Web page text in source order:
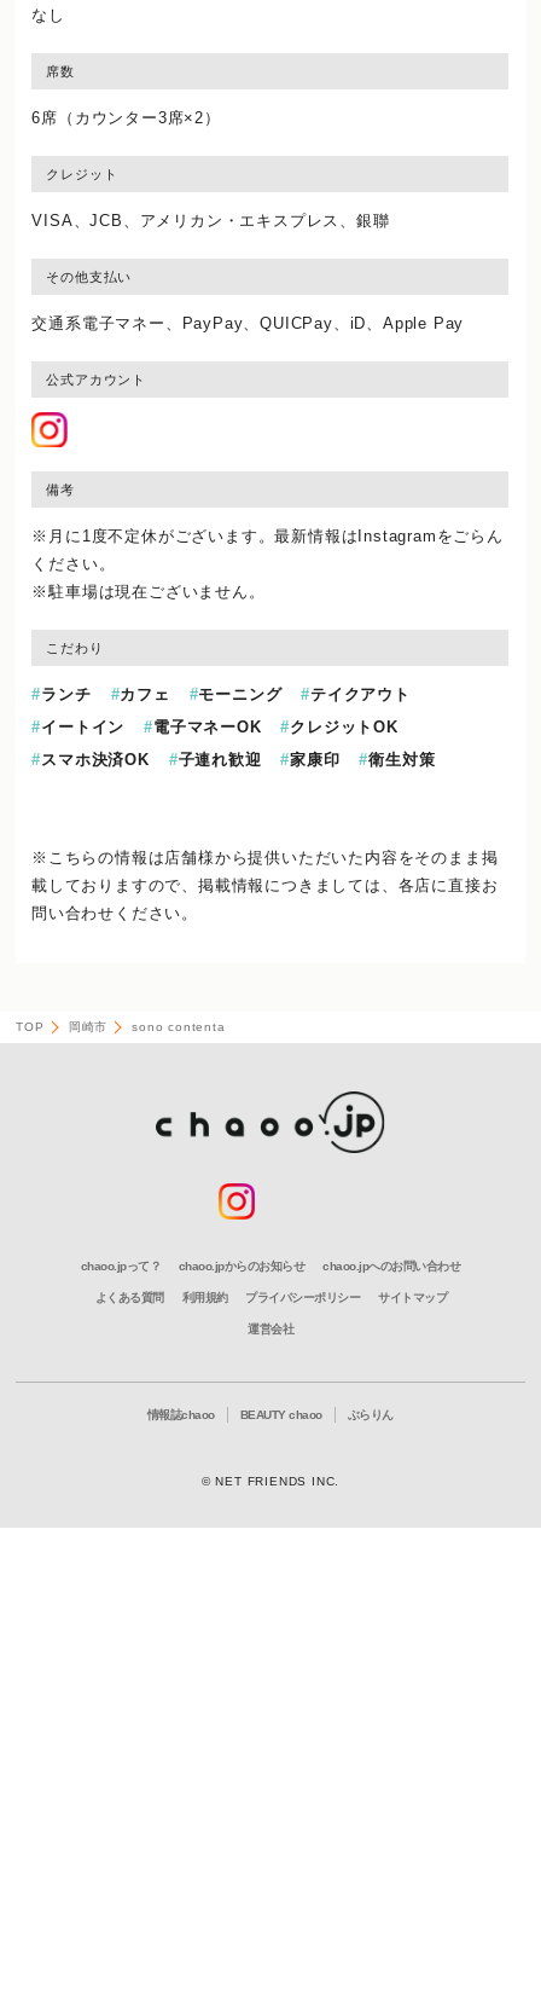
なし
席数
6席（カウンター3席×2）
クレジット
VISA、JCB、アメリカン・エキスプレス、銀聯
その他支払い
交通系電子マネー、PayPay、QUICPay、iD、Apple Pay
公式アカウント
備考
※月に1度不定休がございます。最新情報はInstagramをごらん
ください。
※駐車場は現在ございません。
こだわり
ランチ カフェ モーニング
テイクアウト
イートイン
電子マネーOK
クレジットOK
スマホ決済OK
子連れ歓迎 家康印 衛生対策
※こちらの情報は店舗様から提供いただいた内容をそのまま掲
載しておりますので、掲載情報につきましては、各店に直接お
問い合わせください。
TOP 岡崎市 sono contenta
chaoo.jpって？ chaoo.jpからのお知らせ chaoo.jpへのお問い合わせ
よくある質問 利用規約 プライバシーポリシー サイトマップ
運営会社
情報誌chaoo BEAUTY chaoo ぶらりん
© NET FRIENDS INC.